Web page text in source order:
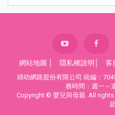
網站地圖 隱私權說明 客
婦幼網路股份有限公司 統編：
務時間：週一～
Copyright © 嬰兒與母親. All